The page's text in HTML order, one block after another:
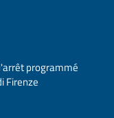
programmé
Firenze